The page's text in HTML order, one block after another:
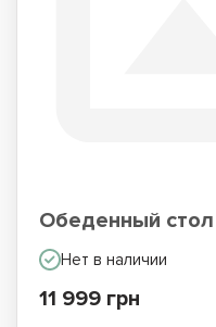
Обеденный
Нет в наличии
11 999 грн